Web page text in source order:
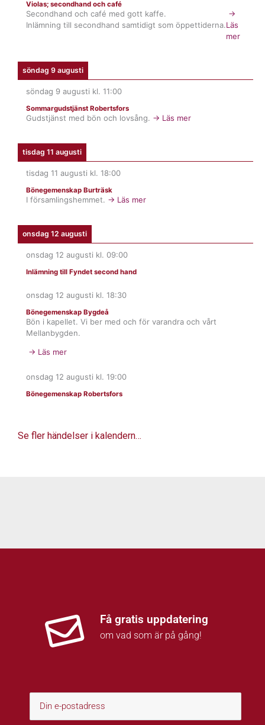
Violas; secondhand och café
Secondhand och café med gott kaffe.
Inlämning till secondhand samtidigt som öppettiderna.
→
Läs
mer
söndag 9 augusti
söndag 9 augusti kl. 11:00
Sommargudstjänst Robertsfors
Gudstjänst med bön och lovsång. → Läs mer
tisdag 11 augusti
tisdag 11 augusti kl. 18:00
Bönegemenskap Burträsk
I församlingshemmet. → Läs mer
onsdag 12 augusti
onsdag 12 augusti kl. 09:00
Inlämning till Fyndet second hand
onsdag 12 augusti kl. 18:30
Bönegemenskap Bygdeå
Bön i kapellet. Vi ber med och för varandra och vårt
Mellanbygden.
→ Läs mer
onsdag 12 augusti kl. 19:00
Bönegemenskap Robertsfors
Se fler händelser i kalendern…
Få gratis uppdatering
om vad som är på gång!